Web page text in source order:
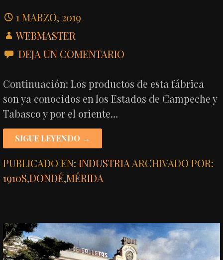
1 MARZO, 2019
WEBMASTER
DEJA UN COMENTARIO
Continuación: Los productos de esta fábrica
son ya conocidos en los Estados de Campeche y
Tabasco y por el oriente…
SIGUE LEYENDO →
PUBLICADO EN:INDUSTRIA ARCHIVADO POR:
1910S,DONDÉ,MÉRIDA